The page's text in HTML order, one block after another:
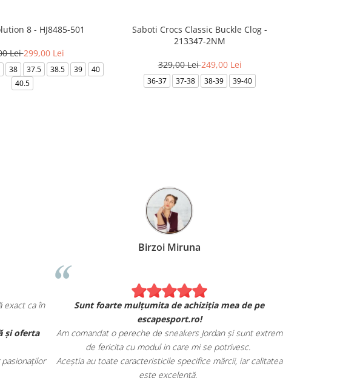
8 - HJ8485-501
Lei299,00 Lei
38 37.5 38.5 39
40
40.5
Saboti Crocs Classic Buckle Clog -
213347-2NM
329,00 Lei249,00 Lei
36-37 37-38 38-39 39-40
exact ca în
și oferta
Birzoi Miruna
Sunt foarte mulțumita de achiziția mea de pe
escapesport.ro!
Am comandat o pereche de sneakers Jordan și sunt extrem
de fericita cu modul in care mi se potrivesc.
Aceștia au toate caracteristicile specifice mărcii, iar calitatea
este excelentă.